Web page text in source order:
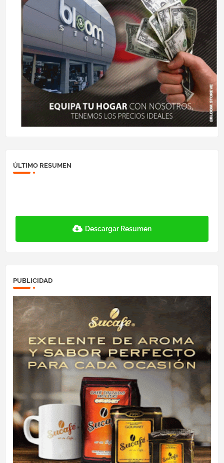
ÚLTIMO RESUMEN
Descargar Resumen
PUBLICIDAD